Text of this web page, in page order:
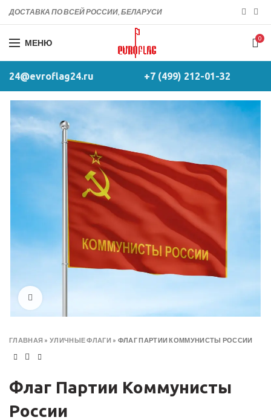
ДОСТАВКА ПО ВСЕЙ РОССИИ, БЕЛАРУСИ
МЕНЮ 0
24@evroflag24.ru +7 (499) 212-01-32
ГЛАВНАЯ »УЛИЧНЫЕ ФЛАГИ » ФЛАГ ПАРТИИ КОММУНИСТЫ РОССИИ
Флаг Партии Коммунисты
России